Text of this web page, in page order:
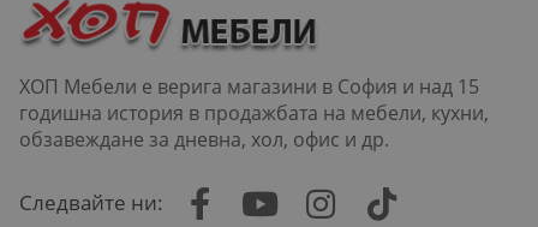
ХОП Мебели е верига магазини в София и над 15
годишна история в продажбата на мебели, кухни,
обзавеждане за дневна, хол, офис и др.
Следвайте ни: